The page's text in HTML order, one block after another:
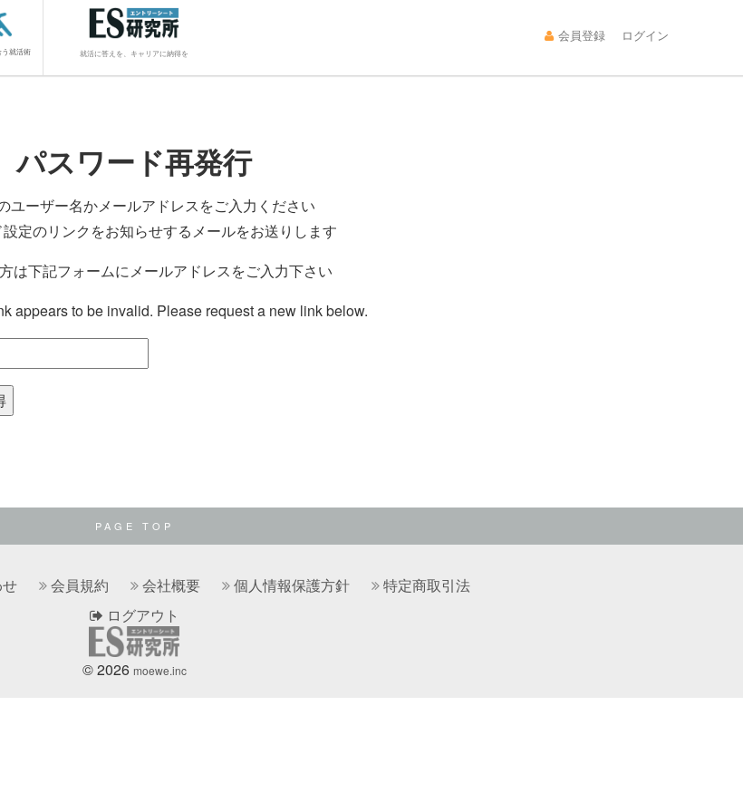
う就活術 就活に答えを、キャリアに納得を
会員登録 ログイン
パスワード再発行
ユーザー名かメールアドレスをご入力ください
定のリンクをお知らせするメールをお送りします
は下記フォームにメールアドレスをご入力下さい
appears to be invalid. Please request a new link below.
PAGE TOP
会員規約 会社概要 個人情報保護方針
特定商取引法
ログアウト
© 2026 moewe.inc